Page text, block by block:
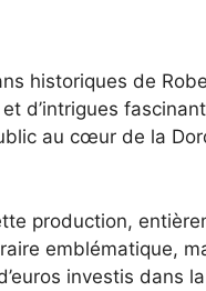
historiques de
d’intrigues
au cœur de la
production,
emblématique,
investis dans